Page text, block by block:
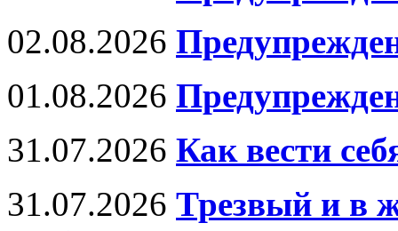
02.08.2026
01.08.2026
31.07.2026 Как вести
31.07.2026 Трезвый и в